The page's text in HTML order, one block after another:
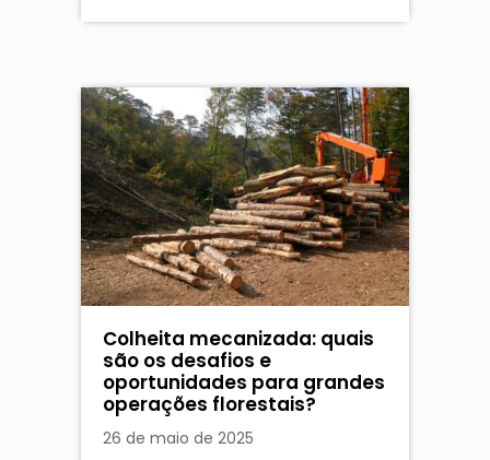
Colheita mecanizada: quais
são os desafios e
oportunidades para grandes
operações florestais?
26 de maio de 2025